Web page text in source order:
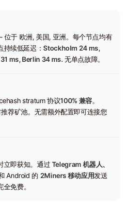
于 欧洲, 美国, 亚洲。每个节点均有
持续低延迟：Stockholm 24 ms,
ms, Berlin 34 ms. 无单点故障。
stratum 协议100% 兼容。
荐矿池。无需额外配置即可连接您
立即获知。通过 Telegram 机器人、
Android 的 2Miners 移动应用发送
免费。